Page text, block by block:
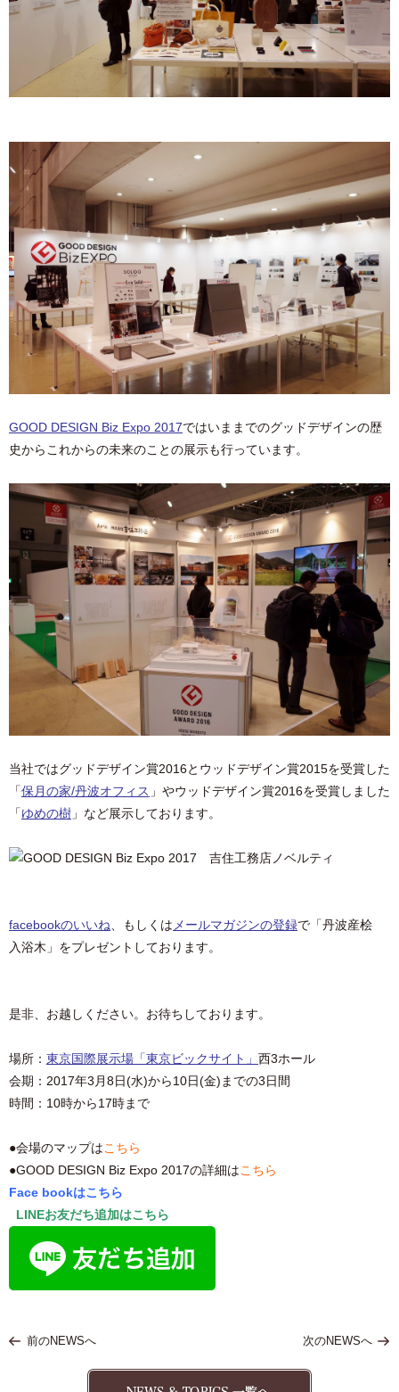
GOOD DESIGN Biz Expo 2017ではいままでのグッドデザインの歴
史からこれからの未来のことの展示も行っています。
当社ではグッドデザイン賞2016とウッドデザイン賞2015を受賞した
「保月の家/丹波オフィス 」やウッドデザイン賞2016を受賞しました
「ゆめの樹 」など展示しております。
facebookのいいね、もしくはメールマガジンの登録で「丹波産桧
入浴木」をプレゼントしております。
是非、お越しください。お待ちしております。
場所： 東京国際展示場「東京ビックサイト」 西3ホール
会期：2017年3月8日(水)から10日(金)までの3日間
時間：10時から17時まで
●会場のマップはこちら
●GOOD DESIGN Biz Expo 2017の詳細はこちら
Face bookはこちら
LINEお友だち追加はこちら
前のNEWSへ 次のNEWSへ